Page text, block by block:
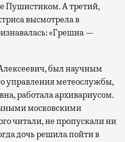
Пушистиком. А третий,
высмотрела в
«Грешна —
был научным
управления метеослужбы,
работала архивариусом.
московскими
читали, не пропускали ни
дочь решила пойти в